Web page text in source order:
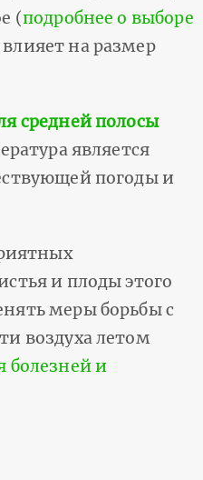
(подробнее о выборе
на размер
средней полосы
является
погоды и
и плоды этого
меры борьбы с
воздуха летом
болезней и